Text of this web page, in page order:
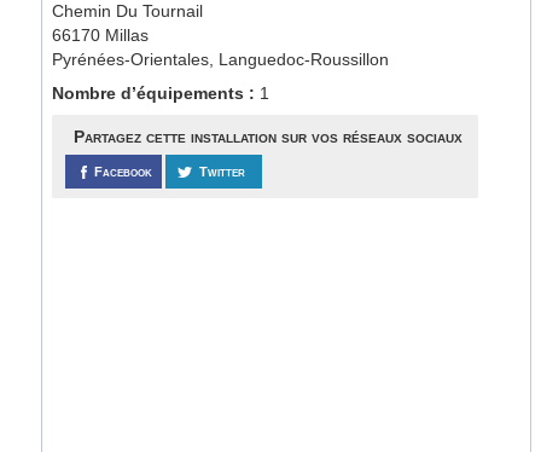
Chemin Du Tournail
66170 Millas
Pyrénées-Orientales, Languedoc-Roussillon
Nombre d’équipements : 1
Partagez cette installation sur vos réseaux sociaux
Facebook Twitter